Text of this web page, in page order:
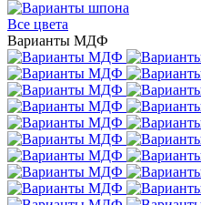
Все цвета
Варианты МДФ